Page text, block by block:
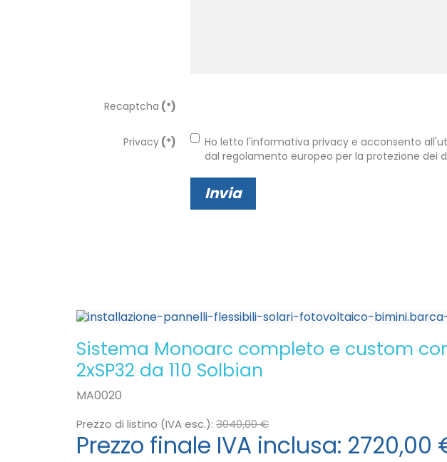
Recaptcha (*)
Privacy (*)
Ho letto l'informativa privacy e acconsento
dal regolamento europeo per la protezione dei
Invia
Sistema Monoarc completo e custom
2xSP32 da 110 Solbian
MA0020
Prezzo di listino (IVA esc.): 3040,00 €
Prezzo finale IVA inclusa: 2720,00